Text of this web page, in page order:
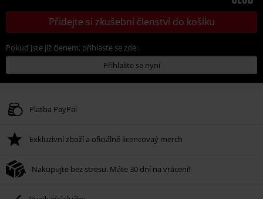
Přidejte si zkušební členství do košíku
Pokud jste již členem, přihlaste se zde:
Přihlašte se nyní
Platba PayPal
Exkluzivní zboží a oficiálně licencovaý merch
Nakupujte bez stresu. Máte 30 dní na vrácení!